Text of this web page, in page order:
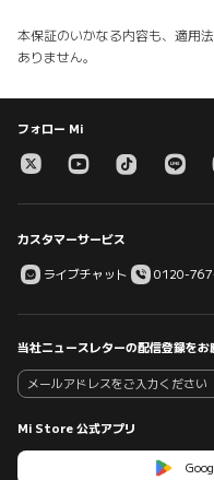
本保証のいかなる内容も、適用
ありません。
フォロー Mi
カスタマーサービス
ライブチャット 0120-
当社ニュースレターの配信登録をお
Mi Store 公式アプリ